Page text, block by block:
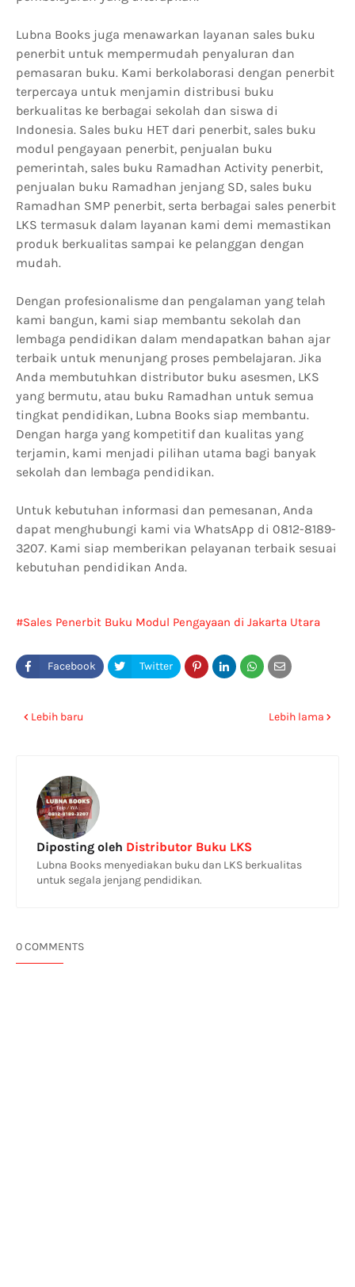
Lubna Books juga menawarkan layanan sales buku
penerbit untuk mempermudah penyaluran dan
pemasaran buku. Kami berkolaborasi dengan penerbit
terpercaya untuk menjamin distribusi buku
berkualitas ke berbagai sekolah dan siswa di
Indonesia. Sales buku HET dari penerbit, sales buku
modul pengayaan penerbit, penjualan buku
pemerintah, sales buku Ramadhan Activity penerbit,
penjualan buku Ramadhan jenjang SD, sales buku
Ramadhan SMP penerbit, serta berbagai sales penerbit
LKS termasuk dalam layanan kami demi memastikan
produk berkualitas sampai ke pelanggan dengan
mudah.
Dengan profesionalisme dan pengalaman yang telah
kami bangun, kami siap membantu sekolah dan
lembaga pendidikan dalam mendapatkan bahan ajar
terbaik untuk menunjang proses pembelajaran. Jika
Anda membutuhkan distributor buku asesmen, LKS
yang bermutu, atau buku Ramadhan untuk semua
tingkat pendidikan, Lubna Books siap membantu.
Dengan harga yang kompetitif dan kualitas yang
terjamin, kami menjadi pilihan utama bagi banyak
sekolah dan lembaga pendidikan.
Untuk kebutuhan informasi dan pemesanan, Anda
dapat menghubungi kami via WhatsApp di 0812-8189-
3207. Kami siap memberikan pelayanan terbaik sesuai
kebutuhan pendidikan Anda.
Sales Penerbit Buku Modul Pengayaan di Jakarta Utara
Lebih baru Lebih lama
Diposting oleh Distributor Buku LKS
Lubna Books menyediakan buku dan LKS berkualitas
untuk segala jenjang pendidikan.
0 COMMENTS